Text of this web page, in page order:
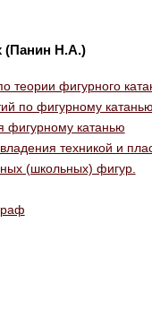
(Панин Н.А.)
теории фигурного
по фигурному
фигурному катанью
техникой и
(школьных) фигур.